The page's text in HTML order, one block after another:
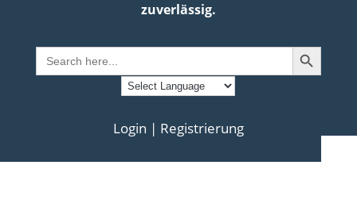
zuverlässig.
Search
for:
Search Button
Login | Registrierung